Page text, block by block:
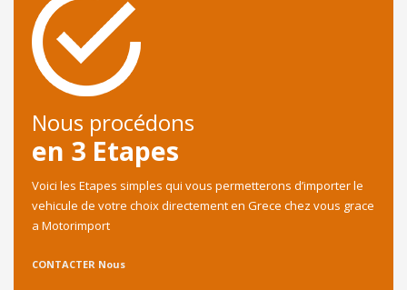
Nous procédons
en 3 Etapes
Voici les Etapes simples qui vous permetterons d’importer le
vehicule de votre choix directement en Grece chez vous grace
a Motorimport
CONTACTER Nous